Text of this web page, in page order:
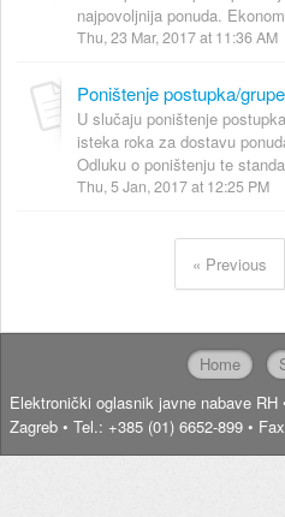
najpovoljnija ponuda.
Thu, 23 Mar, 2017 at 11:36 AM
U slučaju poništenje
isteka roka za dostavu
Odluku o poništenju te
Thu, 5 Jan, 2017 at 12:25 PM
« Previous
Home
Elektronički oglasnik javne nabave
Zagreb • Tel.: +385 (01) 6652-899 •